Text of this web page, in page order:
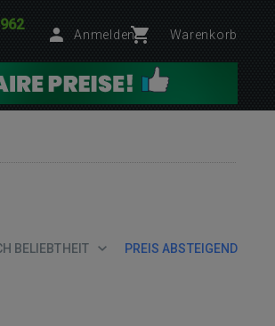
Anmelden Warenkorb
BELIEBTHEIT PREIS ABSTEIGEND